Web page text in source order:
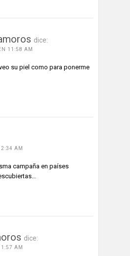
dice:
11:58 AM
su piel como para ponerme
AM
campaña en países
dice:
AM